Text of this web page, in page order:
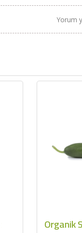
Yorum
Organik
2690,00 TL
2071,30 TL